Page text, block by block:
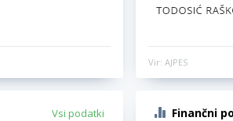
Vir: AJPES
Vsi podatki Finančni